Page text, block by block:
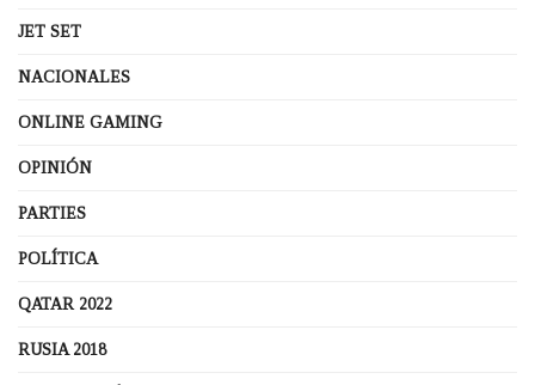
JET SET
NACIONALES
ONLINE GAMING
OPINIÓN
PARTIES
POLÍTICA
QATAR 2022
RUSIA 2018